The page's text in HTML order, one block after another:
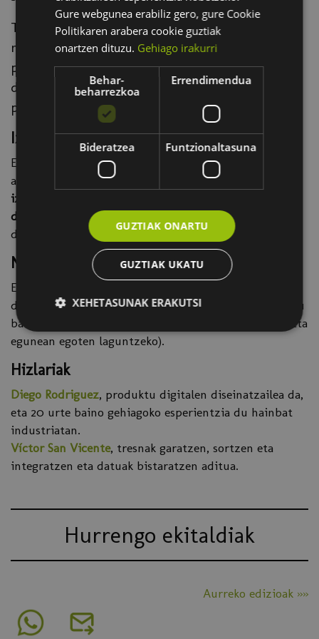
Tailer honetan, tresna antolatzeko aukera
nagusiak ikusiko ditugu, eta gure sistema
pertsonalizatu eta sinkronizatua sortuko dugu,
dena eskura izateko eta gure ikaskuntza
planifikatzeko.
Izena emateko
Ekitaldi hau 2026ko Euskal Encounterren
atal bat da.
Lekua mugatua da, beraz,aldez aurretik
izena eman behar
dutela esanez egiaztapena jaso dutenekbaino ezingo
dute parte hartu.
Norentzat
Edozein arlotako profesionalak, egunean egon behar
dutenak eta denbora aurreztuko dien sistema antolatu
bat izan nahi dutenak (bereziki, ikasketa-prozesuan eta
egunean egoten laguntzeko).
Hizlariak
Diego Rodriguez, produktu digitalen diseinatzailea da,
eta 20 urte baino gehiagoko esperientzia du hainbat
industriatan.
Víctor San Vicente, tresnak garatzen, sortzen eta
integratzen eta datuak bistaratzen aditua.
Hurrengo ekitaldiak
Aurreko edizioak »»
Gure webgunea erabiliz gero, gure Cookie
Politikaren arabera cookie guztiak
onartzen dituzu. Gehiago irakurri
Behar-
beharrezkoa
Errendimendua
Bideratzea Funtzionaltasuna
GUZTIAK ONARTU
GUZTIAK UKATU
XEHETASUNAK ERAKUTSI